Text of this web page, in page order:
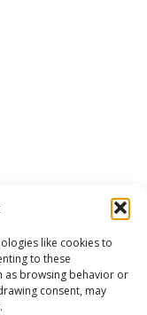
like cookies to
to these
as browsing behavior or
consent, may